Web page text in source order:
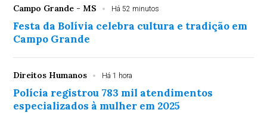
Campo Grande - MS Há 52 minutos
Festa da Bolívia celebra cultura e tradição em
Campo Grande
Direitos Humanos Há 1 hora
Polícia registrou 783 mil atendimentos
especializados à mulher em 2025